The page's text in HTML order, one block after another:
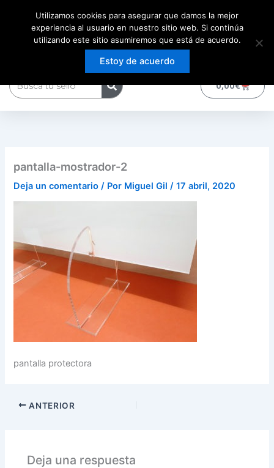
contenido
0,00€Carrito
pantalla-mostrador-2
Deja un comentario / Por Miguel Gil /17 abril, 2020
pantalla protectora
ANTERIOR
Deja una respuesta
Utilizamos cookies para asegurar que damos la mejor
experiencia al usuario en nuestro sitio web. Si continúa
utilizando este sitio asumiremos que está de acuerdo.
Estoy de acuerdo